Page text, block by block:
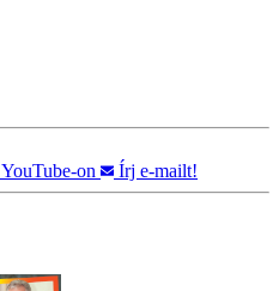
YouTube-on Írj e-mailt!